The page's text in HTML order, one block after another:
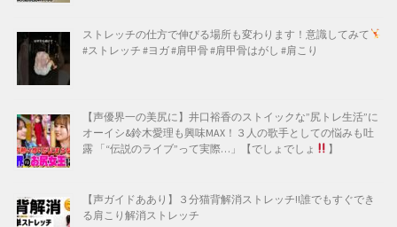
ストレッチの仕方で伸びる場所も変わります！意識してみて
#ストレッチ #ヨガ #肩甲骨 #肩甲骨はがし #肩こり
【声優界一の美尻に】井口裕香のストイックな”尻トレ生活”に
オーイシ&鈴木愛理も興味MAX！３人の歌手としての悩みも吐
露 「“伝説のライブ”って実際…」【でしょでしょ
】
【声ガイドああり】３分猫背解消ストレッチ!!誰でもすぐでき
る肩こり解消ストレッチ